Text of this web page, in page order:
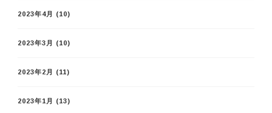
2023年4月 (10)
2023年3月 (10)
2023年2月 (11)
2023年1月 (13)